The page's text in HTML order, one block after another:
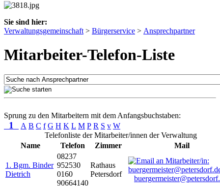
Sie sind hier:
Verwaltungsgemeinschaft > Bürgerservice > Ansprechpartner
Mitarbeiter-Telefon-Liste
Sprung zu den Mitarbeitern mit dem Anfangsbuchstaben:
1 A B C f G H K L M P R S v W
Telefonliste der Mitarbeiter/innen der Verwaltung
Name
Telefon Zimmer Mail
1. Bgm. Binder
Dietrich
08237
952530
0160
90664140
Rathaus
Petersdorf